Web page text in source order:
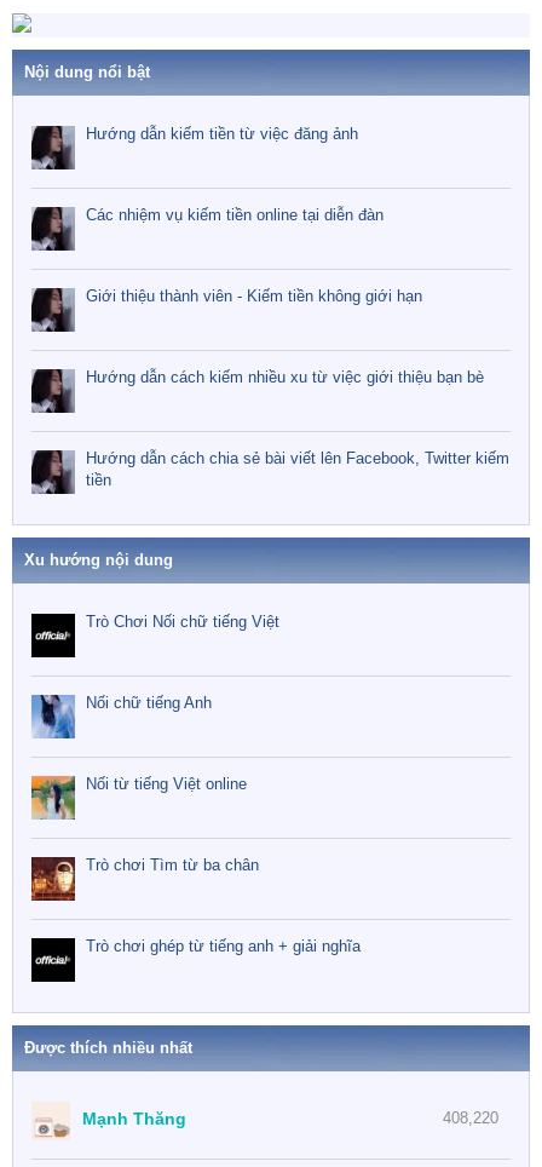
Nội dung nổi bật
Hướng dẫn kiếm tiền từ việc đăng ảnh
Các nhiệm vụ kiếm tiền online tại diễn đàn
Giới thiệu thành viên - Kiếm tiền không giới hạn
Hướng dẫn cách kiếm nhiều xu từ việc giới thiệu bạn bè
Hướng dẫn cách chia sẻ bài viết lên Facebook, Twitter kiếm
tiền
Xu hướng nội dung
Trò Chơi Nối chữ tiếng Việt
Nối chữ tiếng Anh
Nối từ tiếng Việt online
Trò chơi Tìm từ ba chân
Trò chơi ghép từ tiếng anh + giải nghĩa
Được thích nhiều nhất
408,220
Mạnh Thăng